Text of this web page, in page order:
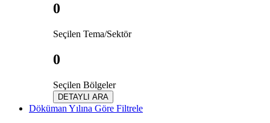
0
Seçilen Tema/Sektör
0
Seçilen Bölgeler
DETAYLI ARA
Döküman Yılına Göre Filtrele